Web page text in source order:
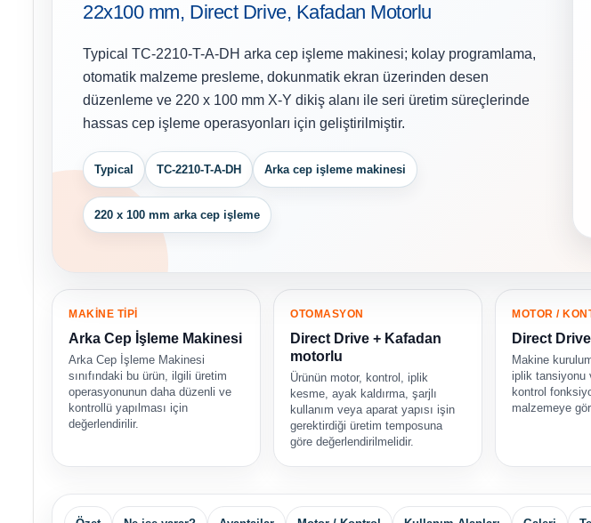
22x100 mm, Direct Drive, Kafadan Motorlu
Typical TC-2210-T-A-DH arka cep işleme makinesi; kolay programlama,
otomatik malzeme presleme, dokunmatik ekran üzerinden desen
düzenleme ve 220 x 100 mm X-Y dikiş alanı ile seri üretim süreçlerinde
hassas cep işleme operasyonları için geliştirilmiştir.
Typical TC-2210-T-A-DH Arka cep işleme makinesi
220 x 100 mm arka cep işleme
MAKİNE TİPİ
Arka Cep İşleme Makinesi
Arka Cep İşleme Makinesi
sınıfındaki bu ürün, ilgili üretim
operasyonunun daha düzenli ve
kontrollü yapılması için
değerlendirilir.
OTOMASYON
Direct Drive + Kafadan
motorlu
Ürünün motor, kontrol, iplik
kesme, ayak kaldırma, şarjlı
kullanım veya aparat yapısı işin
gerektirdiği üretim temposuna
göre değerlendirilmelidir.
MOTOR /
Direct Drive
Makine
iplik tansiyonu
kontrol
malzemeye